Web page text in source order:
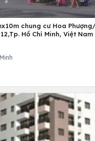
chung cư Hoa
Hồ Chí Minh, Việt Nam